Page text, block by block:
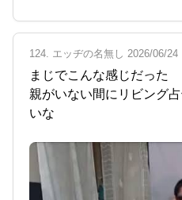
124. エッヂの名無し 2026/06/24
まじでこんな感じだった
親がいない間にリビング
いな